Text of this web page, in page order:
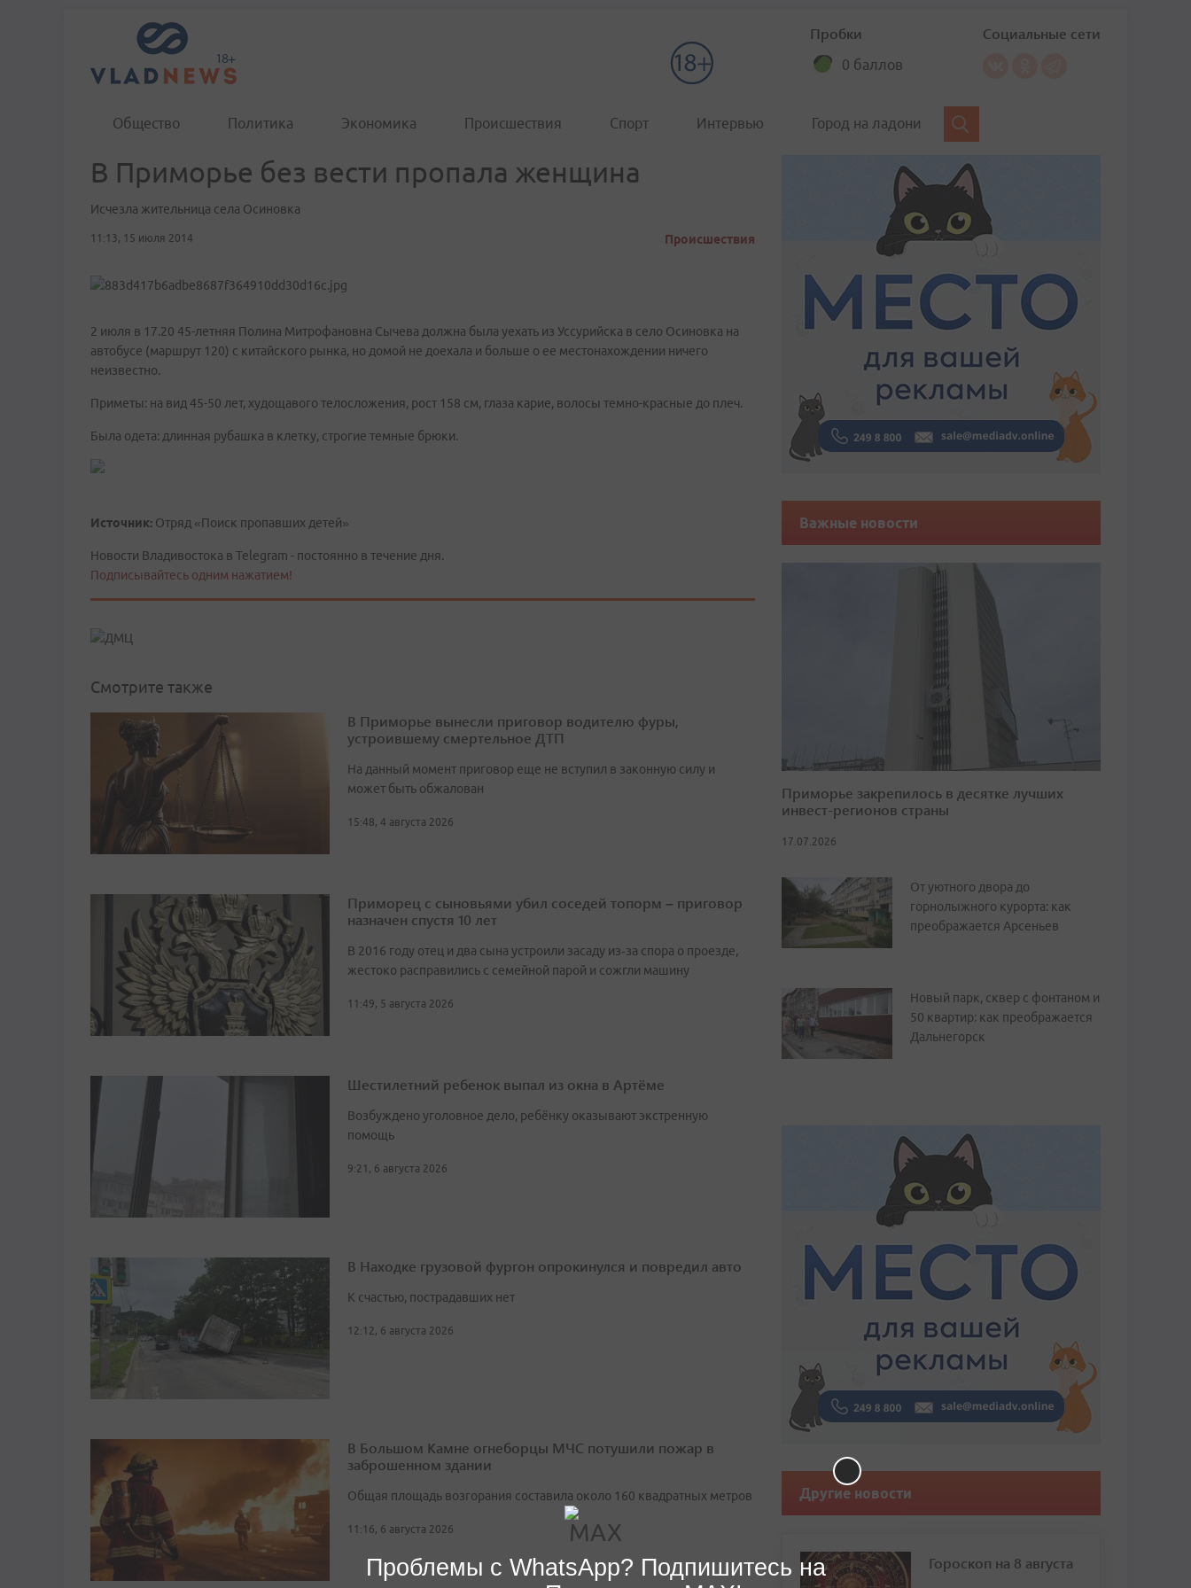
Пробки
0 баллов
Социальные сети
Общество Политика Экономика Происшествия Спорт Интервью Город на ладони
В Приморье без вести пропала женщина
Исчезла жительница села Осиновка
11:13, 15 июля 2014 Происшествия
2 июля в 17.20 45-летняя Полина Митрофановна Сычева должна была уехать из Уссурийска в село Осиновка на
автобусе (маршрут 120) с китайского рынка, но домой не доехала и больше о ее местонахождении ничего
неизвестно.
Приметы: на вид 45-50 лет, худощавого телосложения, рост 158 см, глаза карие, волосы темно-красные до плеч.
Была одета: длинная рубашка в клетку, строгие темные брюки.
Источник: Отряд «Поиск пропавших детей»
Новости Владивостока в Telegram - постоянно в течение дня.
Подписывайтесь одним нажатием!
Смотрите также
В Приморье вынесли приговор водителю фуры,
устроившему смертельное ДТП
На данный момент приговор еще не вступил в законную силу и
может быть обжалован
15:48, 4 августа 2026
Приморец с сыновьями убил соседей топорм – приговор
назначен спустя 10 лет
В 2016 году отец и два сына устроили засаду из‑за спора о проезде,
жестоко расправились с семейной парой и сожгли машину
11:49, 5 августа 2026
Шестилетний ребенок выпал из окна в Артёме
Возбуждено уголовное дело, ребёнку оказывают экстренную
помощь
9:21, 6 августа 2026
В Находке грузовой фургон опрокинулся и повредил авто
К счастью, пострадавших нет
12:12, 6 августа 2026
В Большом Камне огнеборцы МЧС потушили пожар в
заброшенном здании
Общая площадь возгорания составила около 160 квадратных метров
11:16, 6 августа 2026
Важные новости
Приморье закрепилось в десятке лучших
инвест-регионов страны
17.07.2026
От уютного двора до
горнолыжного курорта: как
преображается Арсеньев
Новый парк, сквер с фонтаном и
50 квартир: как преображается
Дальнегорск
Другие новости
Гороскоп на 8 августа
Проблемы с WhatsApp? Подпишитесь на